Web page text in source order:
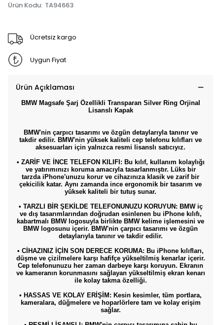
Ürün Kodu: TA94663
Ücretsiz kargo
Uygun Fiyat
Ürün Açıklaması
BMW Magsafe Şarj Özellikli Transparan Silver Ring Orjinal
Lisanslı Kapak
BMW'nin çarpıcı tasarımı ve özgün detaylarıyla tanınır ve
takdir edilir. BMW'nin yüksek kaliteli cep telefonu kılıfları ve
aksesuarları için yalnızca resmi lisanslı satıcıyız.
• ZARİF VE İNCE TELEFON KILIFI: Bu kılıf, kullanım kolaylığı
ve yatırımınızı koruma amacıyla tasarlanmıştır. Lüks bir
tarzda iPhone'unuzu korur ve cihazınıza klasik ve zarif bir
çekicilik katar. Aynı zamanda ince ergonomik bir tasarım ve
yüksek kaliteli bir tutuş sunar.
• TARZLI BİR ŞEKİLDE TELEFONUNUZU KORUYUN: BMW iç
ve dış tasarımlarından doğrudan esinlenen bu iPhone kılıfı,
kabartmalı BMW logosuyla birlikte BMW kelime işlemesini ve
BMW logosunu içerir. BMW'nin çarpıcı tasarımı ve özgün
detaylarıyla tanınır ve takdir edilir.
• CİHAZINIZ İÇİN SON DERECE KORUMA: Bu iPhone kılıfları,
düşme ve çizilmelere karşı hafifçe yükseltilmiş kenarlar içerir.
Cep telefonunuzu her zaman darbeye karşı koruyun. Ekranın
ve kameranın korunmasını sağlayan yükseltilmiş ekran kenarı
ile kolay takma özelliği.
• HASSAS VE KOLAY ERİŞİM: Kesin kesimler, tüm portlara,
kameralara, düğmelere ve hoparlörlere tam ve kolay erişim
sağlar.